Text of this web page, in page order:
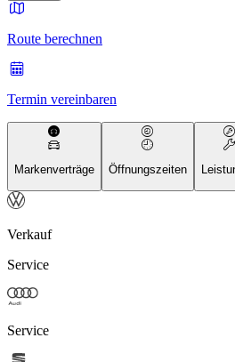
Route berechnen
Termin vereinbaren
Markenverträge Öffnungszeiten
Verkauf
Service
Service